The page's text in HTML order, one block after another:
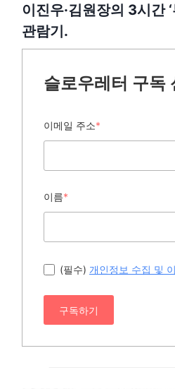
이진우·김원장의 3시간
관람기.
슬로우레터 구독
이메일 주소*
이름*
(필수) 개인정보 수집 및
구독하기